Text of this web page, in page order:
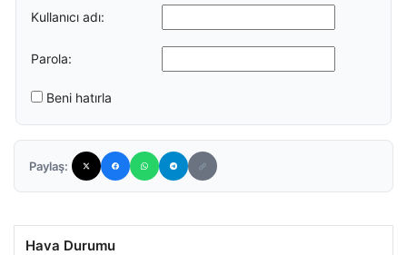
Kullanıcı adı:
Parola:
Beni hatırla
Paylaş:
Hava Durumu